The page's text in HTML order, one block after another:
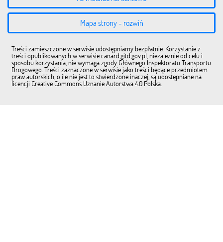
Mapa strony - rozwiń
Treści zamieszczone w serwisie udostępniamy bezpłatnie. Korzystanie z
treści opublikowanych w serwisie canard.gitd.gov.pl, niezależnie od celu i
sposobu korzystania, nie wymaga zgody Głównego Inspektoratu Transportu
Drogowego. Treści zaznaczone w serwisie jako treści będące przedmiotem
praw autorskich, o ile nie jest to stwierdzone inaczej, są udostępniane na
licencji Creative Commons Uznanie Autorstwa 4.0 Polska.